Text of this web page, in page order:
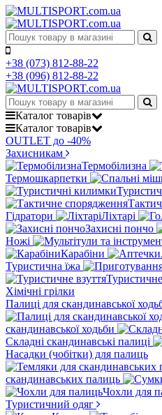
+38 (073) 812-88-22
+38 (096) 812-88-22
Каталог товарів
Каталог товарів
OUTLET до -40%
Захисникам
Термобілизна
Термошкарпетки
Гідратори
Ліхтарі
Захисні пончо
Ножі
Карабіни
Туристична їжа
Хімічні грілки
Палиці для скандинавської
скандинавської ходьби
Складні скандинавські палиці
Насадки (чобітки) для палиць
скандинавських палиць
Чохли для
Туристичний одяг